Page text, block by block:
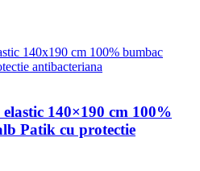
140×190 cm 100%
Patik cu protectie